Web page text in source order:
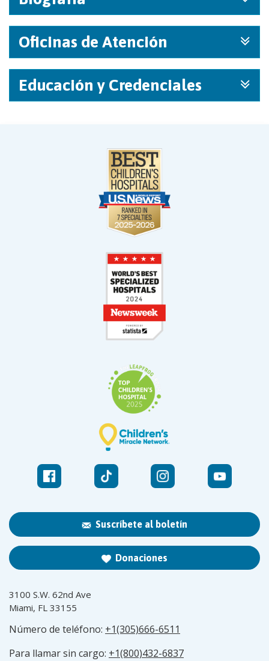
Oficinas de Atención
Educación y Credenciales
Suscríbete al boletín
Donaciones
3100 S.W. 62nd Ave
Miami, FL 33155
Número de teléfono: +1(305)666-6511
Para llamar sin cargo: +1(800)432-6837